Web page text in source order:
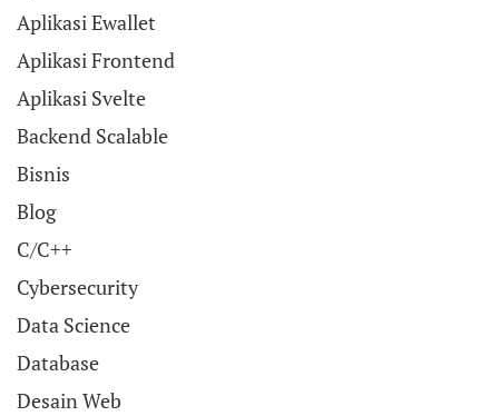
Aplikasi Ewallet
Aplikasi Frontend
Aplikasi Svelte
Backend Scalable
Bisnis
Blog
C/C++
Cybersecurity
Data Science
Database
Desain Web